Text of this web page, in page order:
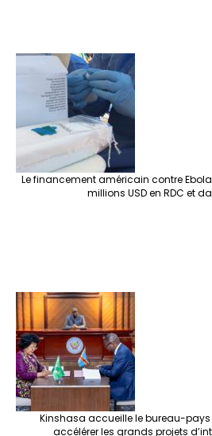
Le financement américain contre
millions USD en RDC et
Kinshasa accueille le bureau-pays
accélérer les grands projets